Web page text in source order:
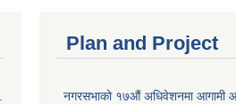
Plan and Project
नगरसभाको १७औं अधिवेशनमा आगामी